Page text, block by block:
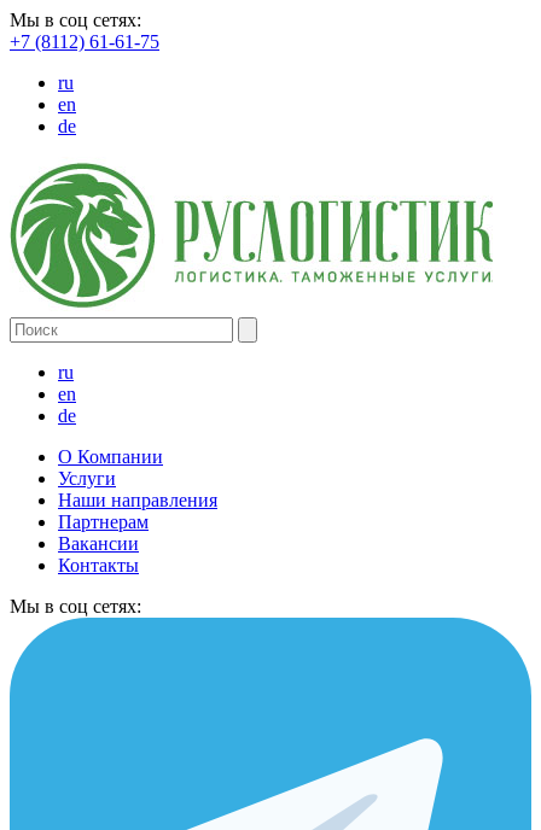
Мы в соц сетях:
+7 (8112) 61-61-75
ru
en
de
ru
en
de
О Компании
Услуги
Наши направления
Партнерам
Вакансии
Контакты
Мы в соц сетях: